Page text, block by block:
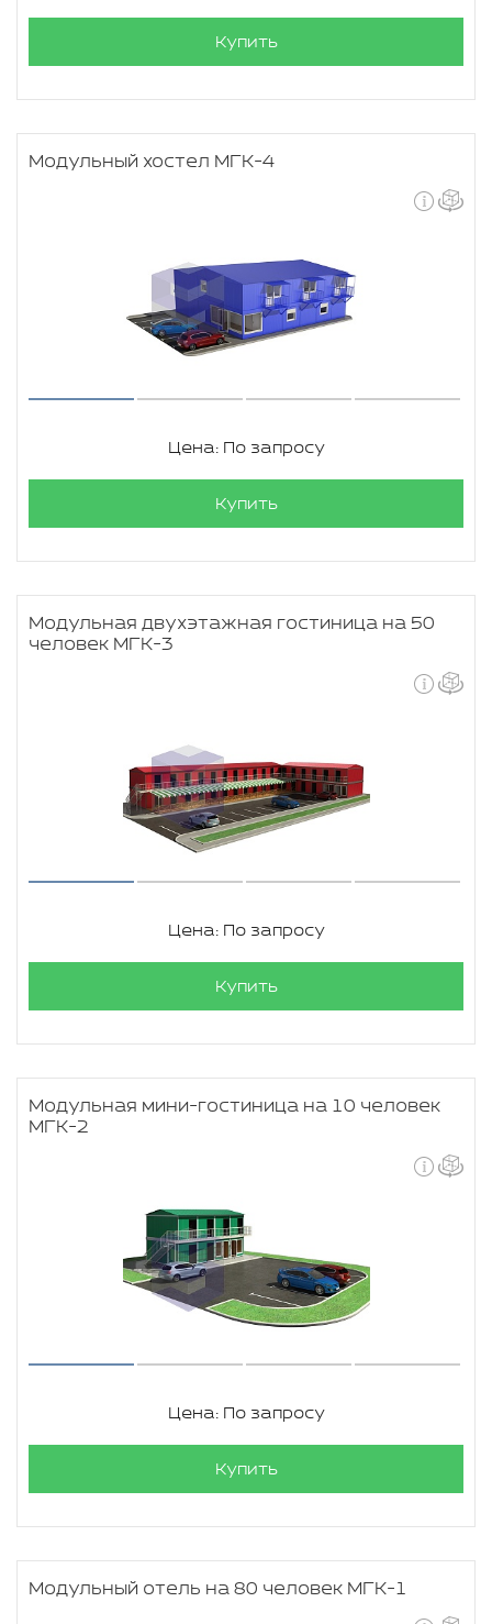
Купить
Модульный хостел МГК-4
Цена: По запросу
Купить
Модульная двухэтажная гостиница на 50
человек МГК-3
Цена: По запросу
Купить
Модульная мини-гостиница на 10 человек
МГК-2
Цена: По запросу
Купить
Модульный отель на 80 человек МГК-1